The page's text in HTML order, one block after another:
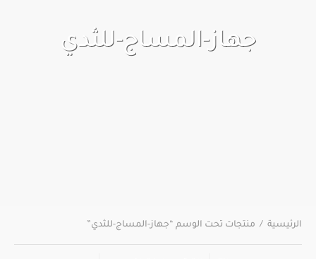
جهاز-المساج-للثدي
الرئيسية / منتجات تحت الوسم “جهاز-المساج-للثدي”